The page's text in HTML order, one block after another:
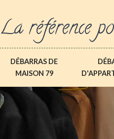
La référence
DÉBARRAS DE
MAISON 79